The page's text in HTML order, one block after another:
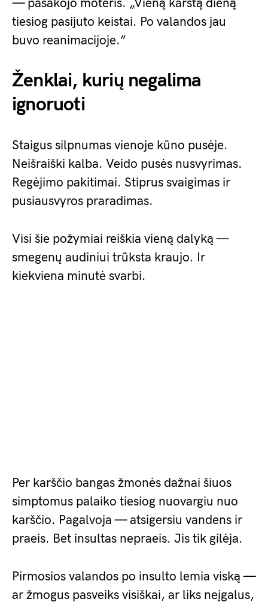
— pasakojo moteris. „Vieną karštą dieną
tiesiog pasijuto keistai. Po valandos jau
buvo reanimacijoje.”
Ženklai, kurių negalima
ignoruoti
Staigus silpnumas vienoje kūno pusėje.
Neišraiški kalba. Veido pusės nusvyrimas.
Regėjimo pakitimai. Stiprus svaigimas ir
pusiausvyros praradimas.
Visi šie požymiai reiškia vieną dalyką —
smegenų audiniui trūksta kraujo. Ir
kiekviena minutė svarbi.
Per karščio bangas žmonės dažnai šiuos
simptomus palaiko tiesiog nuovargiu nuo
karščio. Pagalvoja — atsigersiu vandens ir
praeis. Bet insultas nepraeis. Jis tik gilėja.
Pirmosios valandos po insulto lemia viską —
ar žmogus pasveiks visiškai, ar liks neįgalus,